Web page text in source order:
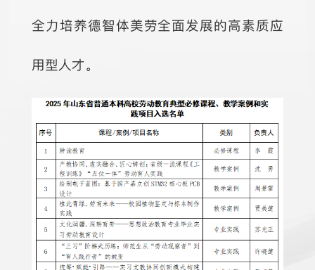
全力培养德智体美劳全面发展的高素质应
用型人才。